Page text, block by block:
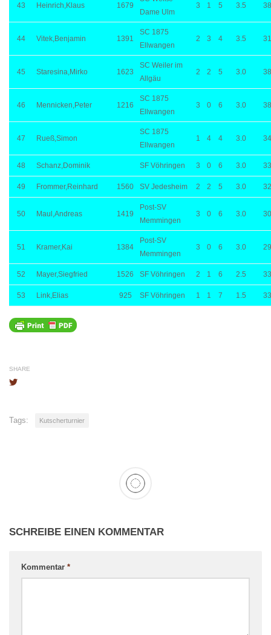
43 Heinrich,Klaus 1679
Dame Ulm
3 1 5 3.5
44 Vitek,Benjamin 1391
SC 1875
Ellwangen
2 3 4 3.5
45 Staresina,Mirko 1623
SC Weiler im
Allgäu
2 2 5 3.0
46 Mennicken,Peter 1216
SC 1875
Ellwangen
3 0 6 3.0
47 Rueß,Simon
SC 1875
Ellwangen
1 4 4 3.0
48 Schanz,Dominik SF Vöhringen 3 0 6 3.0
49 Frommer,Reinhard 1560 SV Jedesheim 2 2 5 3.0
50 Maul,Andreas 1419
Post-SV
Memmingen
3 0 6 3.0
51 Kramer,Kai 1384
Post-SV
Memmingen
3 0 6 3.0
52 Mayer,Siegfried 1526 SF Vöhringen 2 1 6 2.5
53 Link,Elias 925 SF Vöhringen 1 1 7 1.5
SHARE
Tags: Kutscherturnier
SCHREIBE EINEN KOMMENTAR
Kommentar *